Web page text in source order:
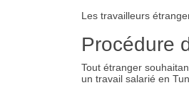
Les travailleurs
Procédure
Tout étranger
un travail salarié en